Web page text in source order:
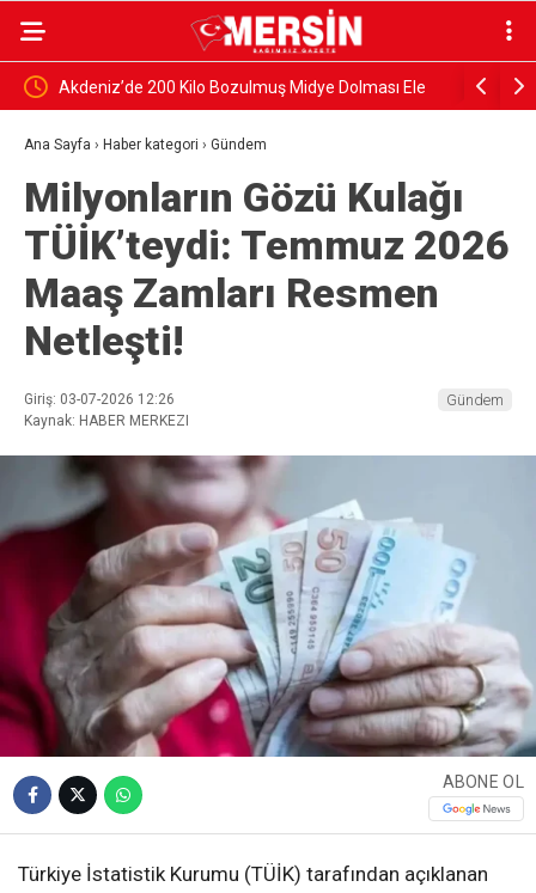
Ele Yenişehir’de atıl okullar ve metruk yapılar yıkılıyor
Ana Sayfa › Haber kategori › Gündem
Milyonların Gözü Kulağı
TÜİK’teydi: Temmuz 2026
Maaş Zamları Resmen
Netleşti!
Giriş: 03-07-2026 12:26
Kaynak: HABER MERKEZI
Gündem
ABONE OL
Türkiye İstatistik Kurumu (TÜİK) tarafından açıklanan